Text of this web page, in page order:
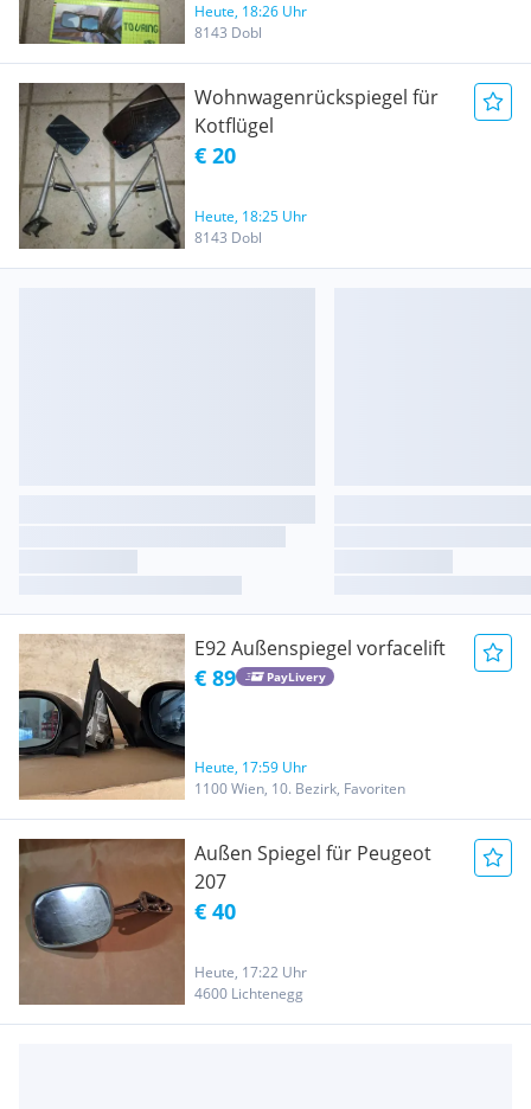
Heute, 18:26 Uhr
8143 Dobl
Wohnwagenrückspiegel für
Kotflügel
€ 20
Heute, 18:25 Uhr
8143 Dobl
E92 Außenspiegel vorfacelift
€ 89 PayLivery
Heute, 17:59 Uhr
1100 Wien, 10. Bezirk, Favoriten
Außen Spiegel für Peugeot
207
€ 40
Heute, 17:22 Uhr
4600 Lichtenegg